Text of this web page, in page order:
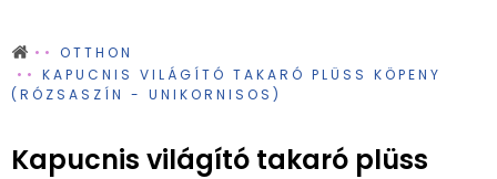
OTTHON
KAPUCNIS VILÁGÍTÓ TAKARÓ PLÜSS KÖPENY
(RÓZSASZÍN - UNIKORNISOS)
Kapucnis világító takaró plüss